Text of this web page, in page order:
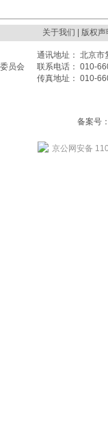
关于我们 | 版权
员会
通讯地址： 北京
联系电话： 010-
传真地址： 010-
备案号
京公网安备